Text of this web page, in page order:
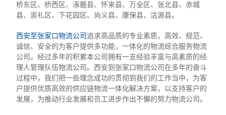
桥东区、桥西区、涿鹿县、怀来县、万全区、张北县、赤城
县、崇礼区、下花园区、尚义县、康保县、沽源县。
西安至张家口物流公司追求高品质的专业素质，高效、规范、
诚信、安全的为客户提供多功能，一体化的物流综合服务物流
公司。经过多年的积累本公司拥有一支经验丰富与高素质的经
理人管理队伍物流公司。西安到张家口物流公司在多年的奋斗
过程中，我们把一些理念成功的贯彻到我们的工作当中，为客
户提供优质高效的供应链物流一体化解决方案，以支持客户的
发展，为推动行业发展和员工进步作出不懈的努力物流公司。